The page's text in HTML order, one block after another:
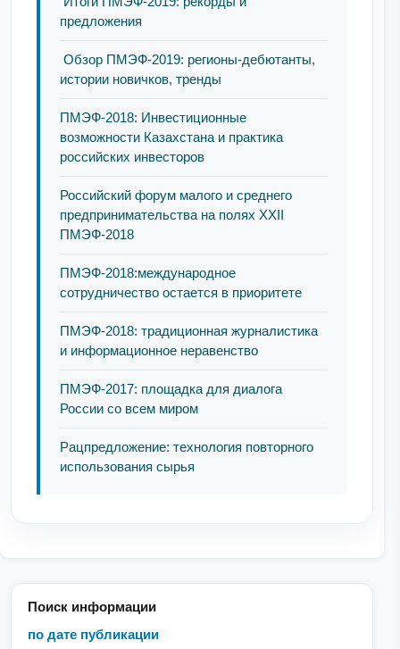
Поиск информации
по дате публикации
предложения
Обзор ПМЭФ-2019: регионы-дебютанты,
истории новичков, тренды
ПМЭФ-2018: Инвестиционные
возможности Казахстана и практика
российских инвесторов
Российский форум малого и среднего
предпринимательства на полях XXII
ПМЭФ-2018
ПМЭФ-2018:международное
сотрудничество остается в приоритете
ПМЭФ-2018: традиционная журналистика
и информационное неравенство
ПМЭФ-2017: площадка для диалога
России со всем миром
Рацпредложение: технология повторного
использования сырья